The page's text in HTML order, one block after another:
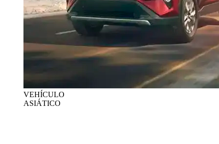
VEHÍCULO
ASIÁTICO